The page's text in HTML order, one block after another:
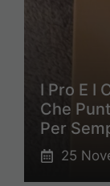
I Pro E I
Che
Per
25